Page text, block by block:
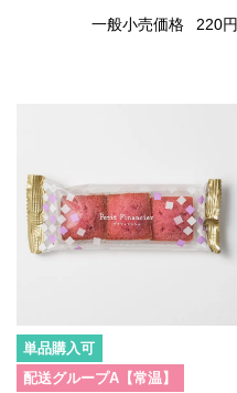
一般小売価格 220円
単品購入可
配送グループA【常温】